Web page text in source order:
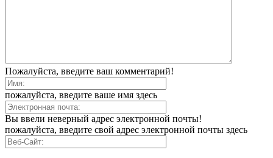
Пожалуйста, введите ваш комментарий!
пожалуйста, введите ваше имя здесь
Вы ввели неверный адрес электронной почты!
пожалуйста, введите свой адрес электронной почты здесь